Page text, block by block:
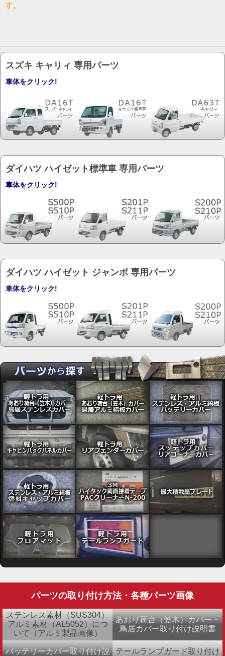
す。
スズキ キャリィ 専用パーツ
ダイハツ ハイゼット標準車 専用パーツ
ダイハツ ハイゼット ジャンボ 専用パーツ
パーツの取り付け方法・各種パーツ画像
ステンレス素材（SUS304）
アルミ素材（AL5052）につ
いて（アルミ製品画像）
あおり荷台（笠木）カバー・
鳥居カバー取り付け説明書
バッテリーカバー取り付け説
テールランプガード取り付け